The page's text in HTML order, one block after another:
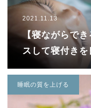
2021.11.13
【寝ながらで
スして寝付きを
睡眠の質を上げる